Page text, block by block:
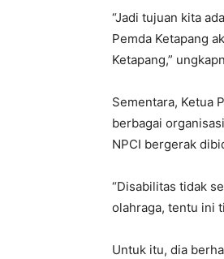
“Jadi tujuan kita
Pemda Ketapang
Ketapang,”
Sementara, Ketua
berbagai
NPCI bergerak
“Disabilitas tidak
olahraga, tentu ini
Untuk itu, dia